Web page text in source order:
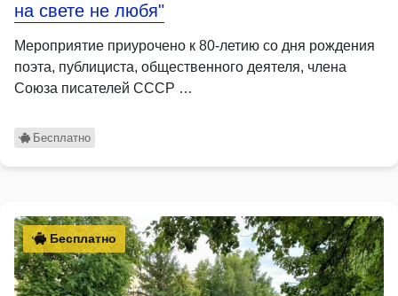
на свете не любя"
Мероприятие приурочено к 80-летию со дня рождения
поэта, публициста, общественного деятеля, члена
Союза писателей СССР …
Бесплатно
Бесплатно